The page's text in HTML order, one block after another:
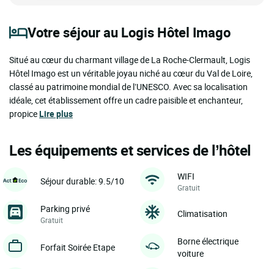
Votre séjour au Logis Hôtel Imago
Situé au cœur du charmant village de La Roche-Clermault, Logis
Hôtel Imago est un véritable joyau niché au cœur du Val de Loire,
classé au patrimoine mondial de l’UNESCO. Avec sa localisation
idéale, cet établissement offre un cadre paisible et enchanteur,
propiceLire plus
Les équipements et services de l’hôtel
Séjour durable: 9.5/10 WIFI
Gratuit
Parking privé
Gratuit
Climatisation
Forfait Soirée Etape
Borne électrique
voiture